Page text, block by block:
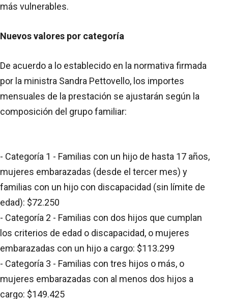
más vulnerables.
Nuevos valores por categoría
De acuerdo a lo establecido en la normativa firmada
por la ministra Sandra Pettovello, los importes
mensuales de la prestación se ajustarán según la
composición del grupo familiar:
- Categoría 1 - Familias con un hijo de hasta 17 años,
mujeres embarazadas (desde el tercer mes) y
familias con un hijo con discapacidad (sin límite de
edad): $72.250
- Categoría 2 - Familias con dos hijos que cumplan
los criterios de edad o discapacidad, o mujeres
embarazadas con un hijo a cargo: $113.299
- Categoría 3 - Familias con tres hijos o más, o
mujeres embarazadas con al menos dos hijos a
cargo: $149.425